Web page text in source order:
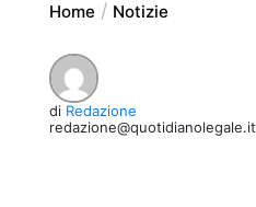
Home Notizie
di Redazione
redazione@quotidianolegale.it